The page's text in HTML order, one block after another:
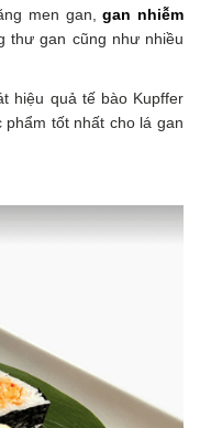
men gan,gan nhiễm
thư gan cũng như nhiều
hiệu quả tế bào Kupffer
tốt nhất cho lá gan